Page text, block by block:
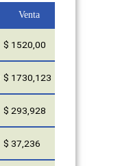
Venta
$ 1520,00
$ 1730,123
$ 293,928
$ 37,236